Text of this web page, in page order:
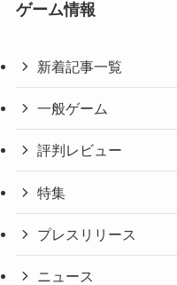
ゲーム情報
新着記事一覧
一般ゲーム
評判レビュー
特集
プレスリリース
ニュース